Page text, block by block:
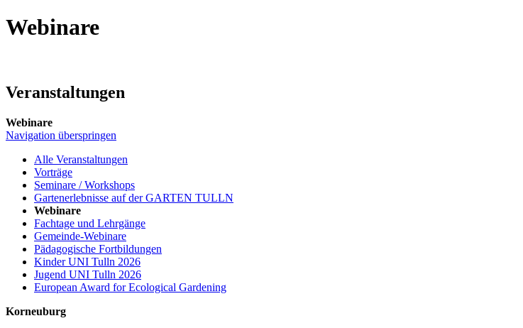
Webinare
Veranstaltungen
Webinare
Navigation überspringen
Alle Veranstaltungen
Vorträge
Seminare / Workshops
Gartenerlebnisse auf der GARTEN TULLN
Webinare
Fachtage und Lehrgänge
Gemeinde-Webinare
Pädagogische Fortbildungen
Kinder UNI Tulln 2026
Jugend UNI Tulln 2026
European Award for Ecological Gardening
Korneuburg